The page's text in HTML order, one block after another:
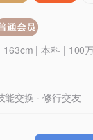
| 本科 | 100
能交换 · 修行交友